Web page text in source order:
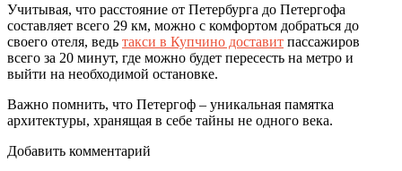
Учитывая, что расстояние от Петербурга до Петергофа
составляет всего 29 км, можно с комфортом добраться до
своего отеля, ведь такси в Купчино доставит пассажиров
всего за 20 минут, где можно будет пересесть на метро и
выйти на необходимой остановке.
Важно помнить, что Петергоф – уникальная памятка
архитектуры, хранящая в себе тайны не одного века.
Добавить комментарий